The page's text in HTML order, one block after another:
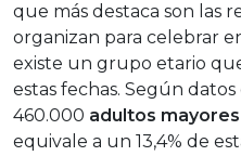
que más destaca son las
organizan para celebrar
existe un grupo etario
estas fechas. Según
460.000 adultos mayores
equivale a un 13,4% de